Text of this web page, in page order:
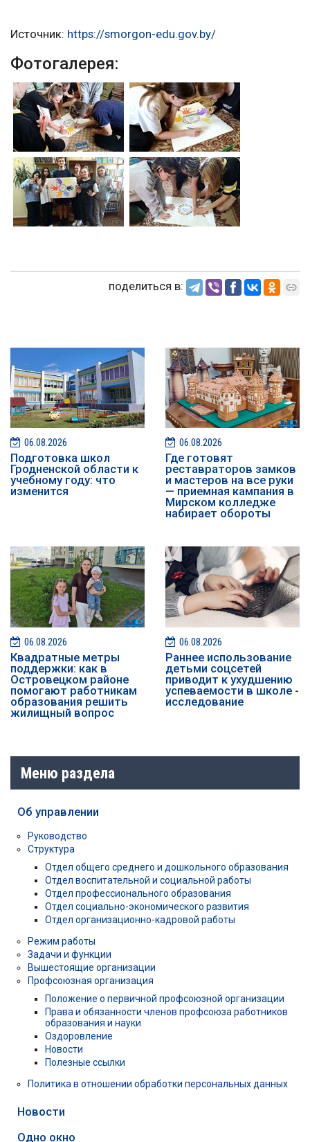
Источник: https://smorgon-edu.gov.by/
Фотогалерея:
поделиться в:
06.08.2026
Подготовка школ
Гродненской области к
учебному году: что
изменится
06.08.2026
Где готовят
реставраторов замков
и мастеров на все руки
— приемная кампания в
Мирском колледже
набирает обороты
06.08.2026
Квадратные метры
поддержки: как в
Островецком районе
помогают работникам
образования решить
жилищный вопрос
06.08.2026
Раннее использование
детьми соцсетей
приводит к ухудшению
успеваемости в школе -
исследование
Меню раздела
Об управлении
Руководство
Структура
Отдел общего среднего и дошкольного образования
Отдел воспитательной и социальной работы
Отдел профессионального образования
Отдел социально-экономического развития
Отдел организационно-кадровой работы
Режим работы
Задачи и функции
Вышестоящие организации
Профсоюзная организация
Положение о первичной профсоюзной организации
Права и обязанности членов профсоюза работников
образования и науки
Оздоровление
Новости
Полезные ссылки
Политика в отношении обработки персональных данных
Новости
Одно окно